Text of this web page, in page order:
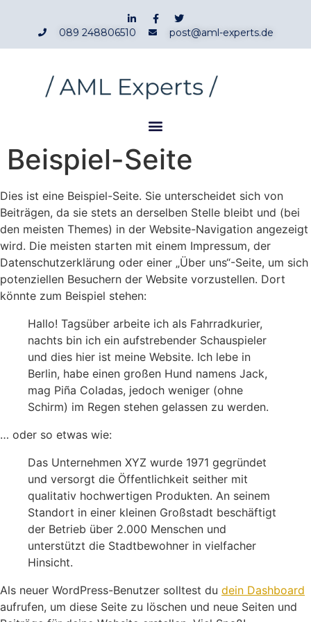
089 248806510 post@aml-experts.de
Beispiel-Seite
Dies ist eine Beispiel-Seite. Sie unterscheidet sich von
Beiträgen, da sie stets an derselben Stelle bleibt und (bei
den meisten Themes) in der Website-Navigation angezeigt
wird. Die meisten starten mit einem Impressum, der
Datenschutzerklärung oder einer „Über uns“-Seite, um sich
potenziellen Besuchern der Website vorzustellen. Dort
könnte zum Beispiel stehen:
Hallo! Tagsüber arbeite ich als Fahrradkurier,
nachts bin ich ein aufstrebender Schauspieler
und dies hier ist meine Website. Ich lebe in
Berlin, habe einen großen Hund namens Jack,
mag Piña Coladas, jedoch weniger (ohne
Schirm) im Regen stehen gelassen zu werden.
… oder so etwas wie:
Das Unternehmen XYZ wurde 1971 gegründet
und versorgt die Öffentlichkeit seither mit
qualitativ hochwertigen Produkten. An seinem
Standort in einer kleinen Großstadt beschäftigt
der Betrieb über 2.000 Menschen und
unterstützt die Stadtbewohner in vielfacher
Hinsicht.
Als neuer WordPress-Benutzer solltest du dein Dashboard
aufrufen, um diese Seite zu löschen und neue Seiten und